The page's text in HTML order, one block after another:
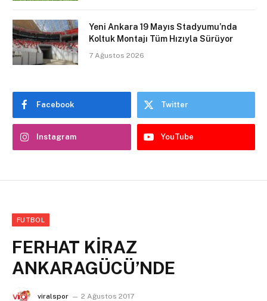
Yeni Ankara 19 Mayıs Stadyumu’nda
Koltuk Montajı Tüm Hızıyla Sürüyor
7 Ağustos 2026
Facebook Twitter
Instagram YouTube
FUTBOL
FERHAT KİRAZ
ANKARAGÜCÜ’NDE
viralspor 2 Ağustos 2017